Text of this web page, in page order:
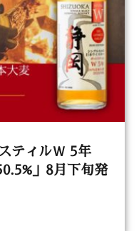
ティルＷ 5年
」8月下旬発